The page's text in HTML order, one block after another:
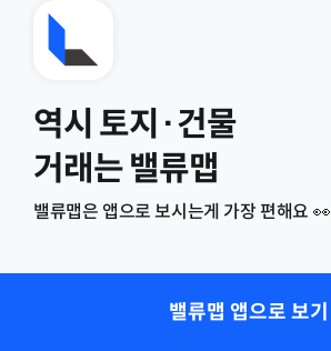
역시 토지·건물
거래는 밸류맵
밸류맵은 앱으로 보시는게 가장 편해요 👀
밸류맵 앱으로 보기